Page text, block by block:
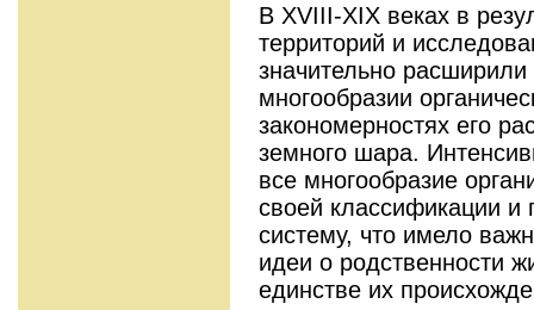
В ХVIII-XIX веках в
территорий и
значительно
многообразии
закономерностях его
земного шара.
все многообразие
своей классификации
систему, что имело
идеи о родственности
единстве их